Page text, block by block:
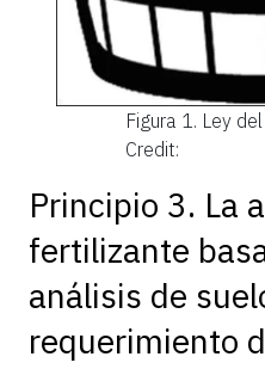
Figura 1. Ley
Credit:
Principio 3. La
fertilizante
análisis de
requerimiento